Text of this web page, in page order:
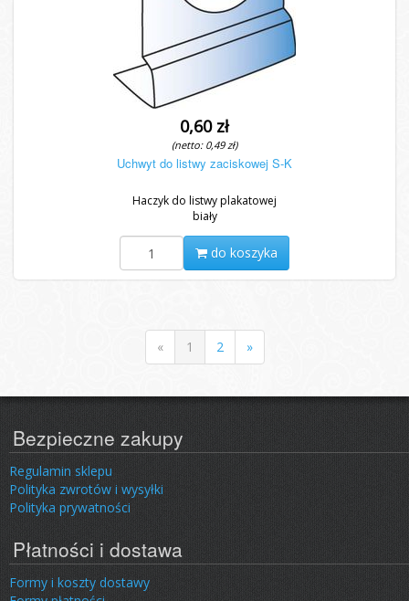
0,60 zł
(netto: 0,49 zł)
Uchwyt do listwy zaciskowej S-K
Haczyk do listwy plakatowej
biały
do koszyka
« 1 2 »
Bezpieczne zakupy
Regulamin sklepu
Polityka zwrotów i wysyłki
Polityka prywatności
Płatności i dostawa
Formy i koszty dostawy